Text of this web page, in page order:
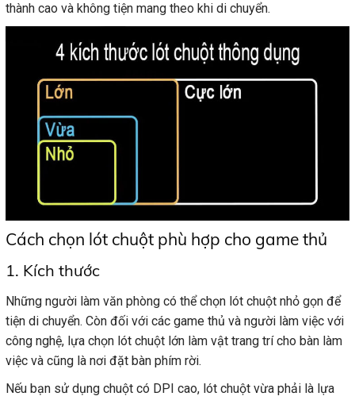
thành cao và không tiện mang theo khi di chuyển.
Cách chọn lót chuột phù hợp cho game thủ
1. Kích thước
Những người làm văn phòng có thể chọn lót chuột nhỏ gọn để
tiện di chuyển. Còn đối với các game thủ và người làm việc với
công nghệ, lựa chọn lót chuột lớn làm vật trang trí cho bàn làm
việc và cũng là nơi đặt bàn phím rời.
Nếu bạn sử dụng chuột có DPI cao, lót chuột vừa phải là lựa